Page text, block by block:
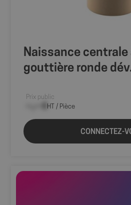
Naissance centrale
gouttière ronde
Prix public
HT / Pièce
CONNECTEZ-